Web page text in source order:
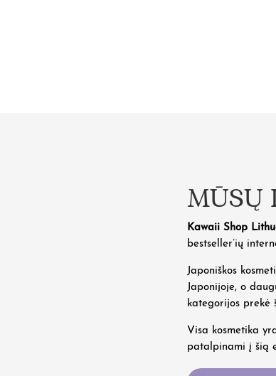
MŪSŲ
Kawaii Shop
bestseller’ių
Japoniškos
Japonijoje, o
kategorijos prekė
Visa kosmetika
patalpinami į šią